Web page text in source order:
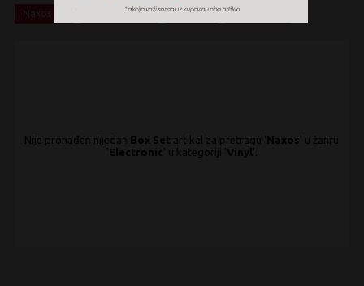
Electronic x Vinyl x Box Set
Nije pronađen nijedan Box Set artikal za pretragu 'Naxos ' u žanru
'Electronic ' u kategoriji 'Vinyl '.